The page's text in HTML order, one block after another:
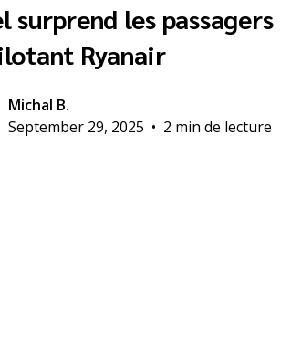
surprend les passagers
Ryanair
Michal B.
September 29, 2025 • 2 min de lecture